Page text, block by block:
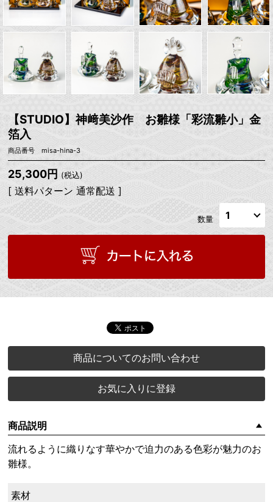
【STUDIO】神﨑美沙作 お雛様「彩流雛小」金
箔入
商品番号 misa-hina-3
25,300円 (税込)
[ 送料パターン 通常配送 ]
数量
商品についてのお問い合わせ
お気に入りに登録
商品説明
流れるように織りなす華やかで迫力のある色彩が魅力のお
雛様。
素材